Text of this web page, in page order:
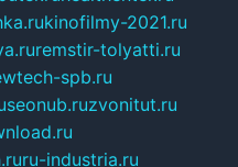
kinofilmy-2021.ru
remstir-tolyatti.ru
spb.ru
seonub.ruzvonitut.ru
ru-industria.ru